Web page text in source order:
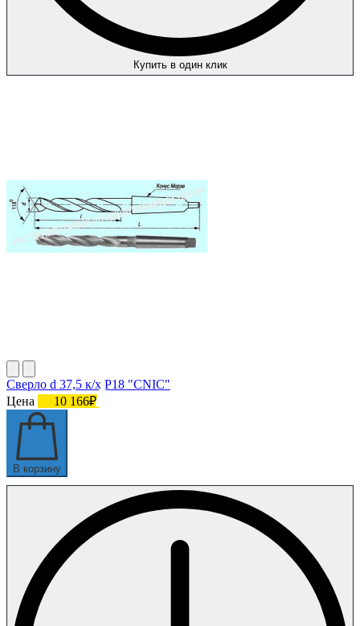
Купить в один клик
Сверло d 37,5 к/х Р18 "CNIC"
Цена
10 166₽
В корзину